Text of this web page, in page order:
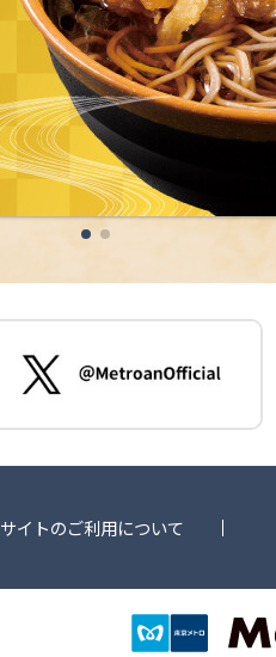
サイトのご利用について